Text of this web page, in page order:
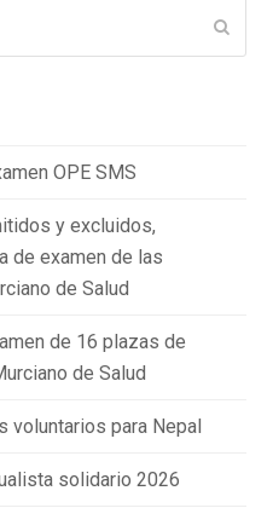
OPE SMS
y excluidos,
de examen de las
de Salud
de 16 plazas de
de Salud
voluntarios para Nepal
solidario 2026